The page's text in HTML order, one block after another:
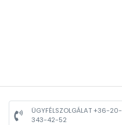
ÜGYFÉLSZOLGÁLAT +36-20-
343-42-52